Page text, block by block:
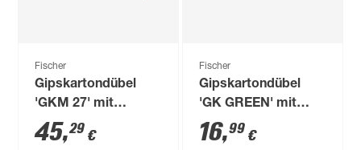
Fischer
Gipskartondübel
'GKM 27' mit
Schraube 31 mm
100 Stück
45,29 €
Fischer
Gipskartondübel
'GK GREEN' mit
Schraube 22 mm 45
Stück
16,99 €